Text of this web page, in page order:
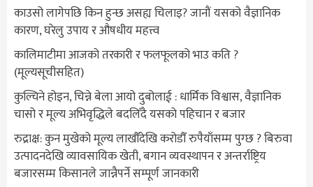
काउसो लागेपछि किन हुन्छ असह्य चिलाइ? जानौं यसको वैज्ञानिक
कारण, घरेलु उपाय र औषधीय महत्त्व
कालिमाटीमा आजको तरकारी र फलफूलको भाउ कति ?
(मूल्यसूचीसहित)
कुल्चिने होइन, चिन्ने बेला आयो दुबोलाई : धार्मिक विश्वास, वैज्ञानिक
चासो र मूल्य अभिवृद्धिले बदलिँदै यसको पहिचान र बजार
रुद्राक्ष: कुन मुखेको मूल्य लाखौँदेखि करोडौँ रुपैयाँसम्म पुग्छ ? बिरुवा
उत्पादनदेखि व्यावसायिक खेती, बगान व्यवस्थापन र अन्तर्राष्ट्रिय
बजारसम्म किसानले जान्नैपर्ने सम्पूर्ण जानकारी